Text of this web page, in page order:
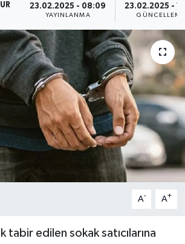
23.02.2025 - 08:09
YAYINLANMA
23.02.2025 -
GÜNCELLEME
A- A+
tabir edilen sokak satıcılarına